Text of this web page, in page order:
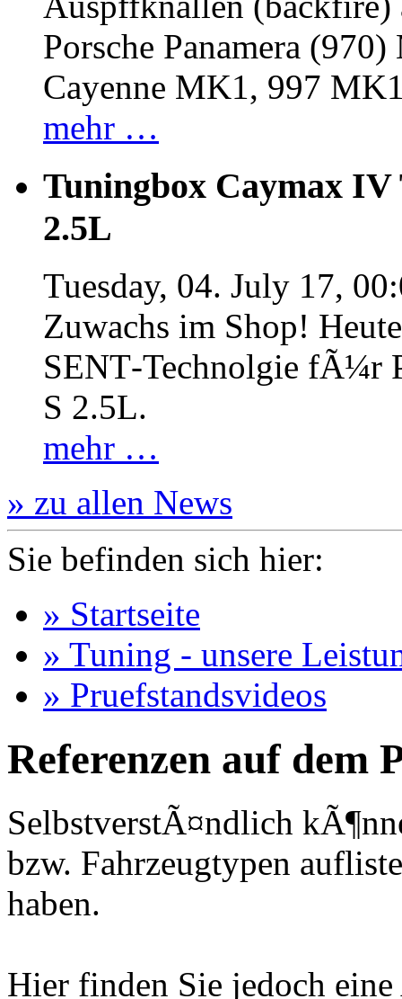
Porsche Panamera
Cayenne MK1, 997
mehr …
Tuningbox Caymax IV
2.5L
Tuesday, 04. July 17,
Zuwachs im Shop!
SENT‐Technolgie fÃ¼r
S 2.5L.
mehr …
» zu allen News
Sie befinden sich hier:
» Startseite
» Tuning - unsere
» Pruefstandsvideos
Referenzen auf dem
SelbstverstÃ¤ndlich
bzw. Fahrzeugtypen
haben.
Hier finden Sie jedoch